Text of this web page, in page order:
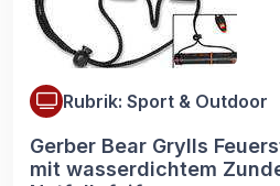
Rubrik: Sport & Outdoor
Gerber Bear Grylls
mit wasserdichtem